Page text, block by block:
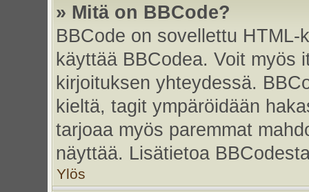
» Mitä on BBCode?
BBCode on sovellettu
käyttää BBCodea. Voit myös
kirjoituksen yhteydessä.
kieltä, tagit ympäröidään
tarjoaa myös paremmat
näyttää. Lisätietoa
Ylös